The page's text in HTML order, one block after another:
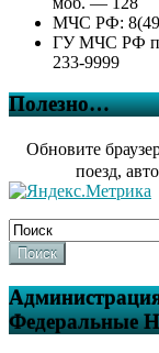
МЧС РФ:
ГУ МЧС РФ
233-9999
Полезно…
Обновите
поезд,
Поиск
Федеральные